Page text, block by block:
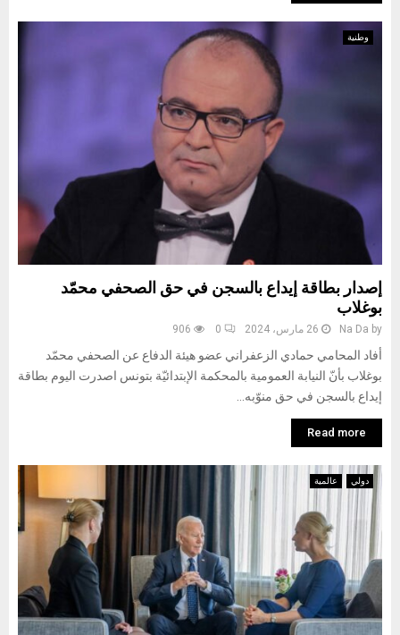
وطنية
إصدار بطاقة إيداع بالسجن في حق الصحفي محمّد
بوغلاب
by
Na Da 26 مارس، 2024 0
906
أفاد المحامي حمادي الزعفراني عضو هيئة الدفاع عن الصحفي محمّد
بوغلاب بأنّ النيابة العمومية بالمحكمة الإبتدائيّة بتونس اصدرت اليوم بطاقة
إيداع بالسجن في حق منوّبه...
Read more
دولي عالمية